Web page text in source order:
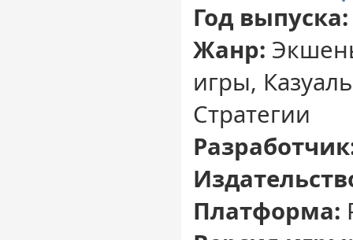
Год выпуска:
Жанр:
игры,
Стратегии
Платформа: